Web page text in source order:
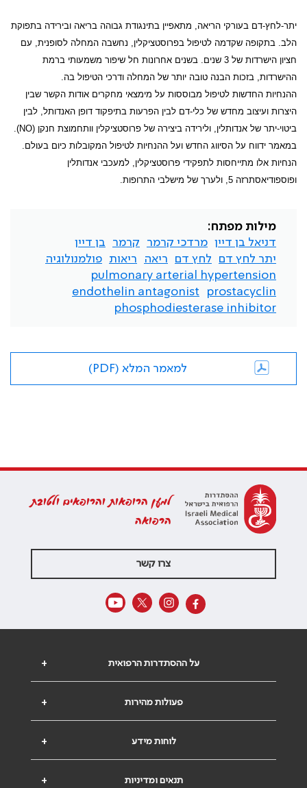
יתר-לחץ-דם בעורקי הריאה, מתאפיין בתינגודת גבוהה בריאה ובירידה בתפוקת
הלב. בתקופה שקדמה לטיפול בפרוסטציקלין, נחשבה המחלה לסופנית, עם
חציון הישרדות של 3 שנים. בשנים אחרונות חל שיפור משמעותי ברמת
ההישרדות, בזכות הבנה טובה יותר של המחלה ודרכי הטיפול בה.
ההנחיות החדשות לטיפול מבוססות על מימצאי מחקרים אודות הקשר שבין
היצרות ועיצוב מחדש של כלי-דם לבין הפרעות בתיפקוד דופן האנדותל, לבין
ביטוי-יתר של אנדותלין, ולירידה ביצירה של פרוסטציקלין וותחמוצת חנקן (NO)
.
במאמר ידווח על הסיווג החדש ועל ההנחיות לטיפול המקובלות כיום בעולם.
הנחיות אלו מתייחסות לתפקידי פרוסטציקלין, למעכבי אנדותלין
ופוספודיאסתרזה 5, ולערך של מישלבי התרופות.
מילות מפתח:
דניאל בן דיין מרדכי קרמר קרמר
בן דיין
יתר לחץ דם
לחץ דם ריאה ריאות
פולמנולוגיה
pulmonary arterial hypertension
prostacyclin
endothelin antagonist
phosphodiesterase inhibitor
למאמר המלא (PDF)
למען הרופאות והרופאים ולטובת
הרפואה
צרו קשר
+ על ההסתדרות הרפואית
+ פעולות מהירות
+ לוחות מידע
+ תנאים ומדיניות